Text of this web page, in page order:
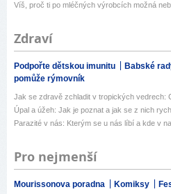
Víš, proč ti po mléčných výrobcích možná
Zdraví
Podpořte dětskou imunitu Babské
pomůže rýmovník
Jak se zdravě zchladit v tropických vedrech:
Úpal a úžeh: Jak je poznat a jak se z nich
Parazité v nás: Kterým se u nás líbí a kde v
Pro nejmenší
Mourissonova poradna Komiksy